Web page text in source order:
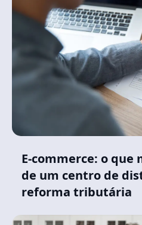
E-commerce: o que
de um centro de
reforma tributária